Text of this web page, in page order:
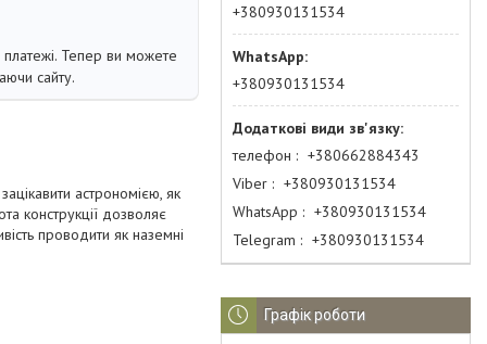
платежі. Тепер ви можете
сайту.
астрономією, як
конструкції дозволяє
проводити як наземні
+380930131534
+380930131534
телефон
+380662884343
Viber
+380930131534
WhatsApp
+380930131534
Telegram
+380930131534
Графік роботи